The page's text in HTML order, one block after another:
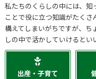
私たちのくらしの中には、知
ことで役に立つ知識がたく
構えてしまいがちですが、ち
しの中で活かしていけるとい
出産・子育て